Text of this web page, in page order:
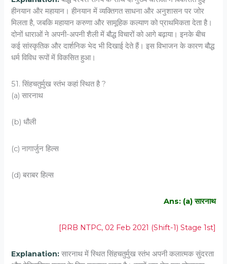
हीनयान और महायान। हीनयान में व्यक्तिगत साधना और अनुशासन पर जोर
मिलता है, जबकि महायान करुणा और सामूहिक कल्याण को प्राथमिकता देता है।
दोनों धाराओं ने अपनी-अपनी शैली में बौद्ध विचारों को आगे बढ़ाया। इनके बीच
कई सांस्कृतिक और दार्शनिक भेद भी दिखाई देते हैं। इस विभाजन के कारण बौद्ध
धर्म विविध रूपों में विकसित हुआ।
51. सिंहचतुर्मुख स्तंभ कहां स्थित है ?
(a) सारनाथ
(b) धौली
(c) नागार्जुन हिल्स
(d) बराबर हिल्स
Ans: (a) सारनाथ
[RRB NTPC, 02 Feb 2021 (Shift-1) Stage 1st]
Explanation:सारनाथ में स्थित सिंहचतुर्मुख स्तंभ अपनी कलात्मक सुंदरता